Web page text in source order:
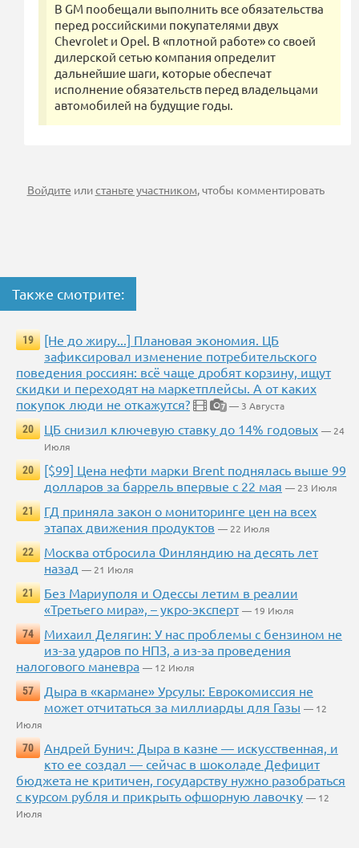
В GM пообещали выполнить все обязательства
перед российскими покупателями двух
Chevrolet и Opel. В «плотной работе» со своей
дилерской сетью компания определит
дальнейшие шаги, которые обеспечат
исполнение обязательств перед владельцами
автомобилей на будущие годы.
Войдите илистаньте участником, чтобы комментировать
Также смотрите:
19
[Не до жиру...] Плановая экономия. ЦБ
зафиксировал изменение потребительского
поведения россиян: всё чаще дробят корзину, ищут
скидки и переходят на маркетплейсы. А от каких
покупок люди не откажутся?
7 — 3 Августа
20
ЦБ снизил ключевую ставку до 14% годовых — 24
Июля
20
[$99] Цена нефти марки Brent поднялась выше 99
долларов за баррель впервые с 22 мая — 23 Июля
21
ГД приняла закон о мониторинге цен на всех
этапах движения продуктов — 22 Июля
22
Москва отбросила Финляндию на десять лет
назад — 21 Июля
21
Без Мариуполя и Одессы летим в реалии
«Третьего мира», – укро-эксперт — 19 Июля
74
Михаил Делягин: У нас проблемы с бензином не
из-за ударов по НПЗ, а из-за проведения
налогового маневра — 12 Июля
57
Дыра в «кармане» Урсулы: Еврокомиссия не
может отчитаться за миллиарды для Газы — 12
Июля
70
Андрей Бунич: Дыра в казне — искусственная, и
кто ее создал — сейчас в шоколаде Дефицит
бюджета не критичен, государству нужно разобраться
с курсом рубля и прикрыть офшорную лавочку — 12
Июля